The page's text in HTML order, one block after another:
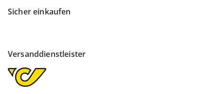
Sicher einkaufen
Versanddienstleister